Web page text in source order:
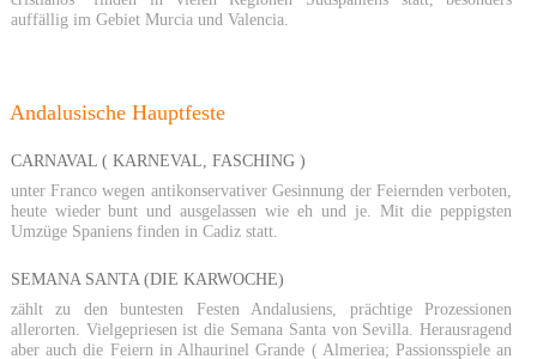
auffällig im Gebiet Murcia und Valencia.
Andalusische Hauptfeste
CARNAVAL ( KARNEVAL, FASCHING )
unter Franco wegen antikonservativer Gesinnung der Feiernden verboten,
heute wieder bunt und ausgelassen wie eh und je. Mit die peppigsten
Umzüge Spaniens finden in Cadiz statt.
SEMANA SANTA (DIE KARWOCHE)
zählt zu den buntesten Festen Andalusiens, prächtige Prozessionen
allerorten. Vielgepriesen ist die Semana Santa von Sevilla. Herausragend
aber auch die Feiern in Alhaurinel Grande ( Almeriea; Passionsspiele an